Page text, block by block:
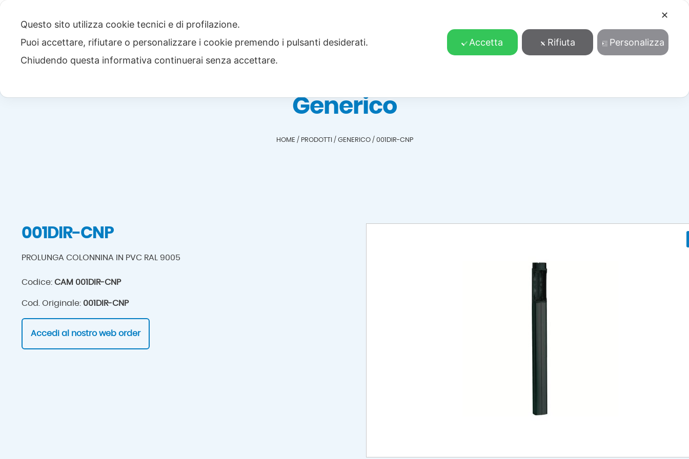
Download Cosa facciamo Contatti Accedi/Registrati
Generico
HOME / PRODOTTI / GENERICO/ 001DIR-CNP
001DIR-CNP
PROLUNGA COLONNINA IN PVC RAL 9005
Codice: CAM 001DIR-CNP
Cod. Originale: 001DIR-CNP
Accedi al nostro web order
✕
Questo sito utilizza cookie tecnici e di profilazione.
Puoi accettare, rifiutare o personalizzare i cookie premendo i pulsanti desiderati.
Chiudendo questa informativa continuerai senza accettare.
Accetta Rifiuta Personalizza